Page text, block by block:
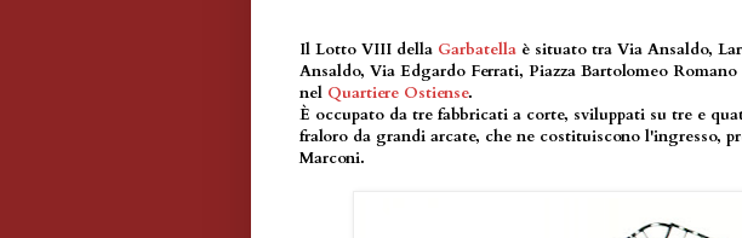
Il Lotto VIII della Garbatella è situato tra Via Ansaldo,
Ansaldo, Via Edgardo Ferrati, Piazza Bartolomeo
nel Quartiere Ostiense.
È occupato da tre fabbricati a corte, sviluppati su tre e
fraloro da grandi arcate, che ne costituiscono l'ingresso,
Marconi.